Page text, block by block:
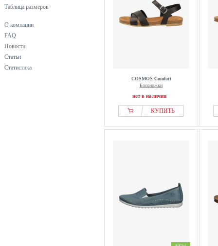
Таблица размеров
О компании
FAQ
Новости
Статьи
Статистика
COSMOS Comfort
Босоножки
нет в наличии
КУПИТЬ